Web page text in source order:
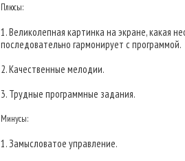
Плюсы:
1. Великолепная картинка на экране, какая
последовательно гармонирует с программой.
2. Качественные мелодии.
3. Трудные программные задания.
Минусы:
1. Замысловатое управление.